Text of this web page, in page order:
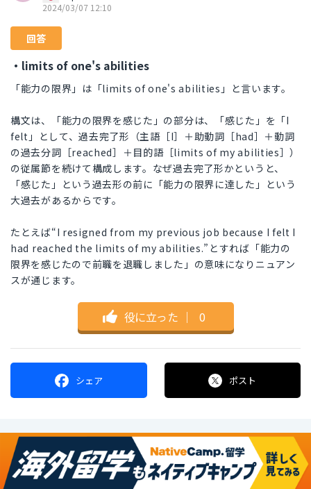
2024/03/07 12:10
回答
・limits of one's abilities
「能力の限界」は「limits of one's abilities」と言います。
構文は、「能力の限界を感じた」の部分は、「感じた」を「I
felt」として、過去完了形（主語［I］＋助動詞［had］＋動詞
の過去分詞［reached］＋目的語［limits of my abilities］）
の従属節を続けて構成します。なぜ過去完了形かというと、
「感じた」という過去形の前に「能力の限界に達した」という
大過去があるからです。
たとえば“I resigned from my previous job because I felt I
had reached the limits of my abilities.”とすれば「能力の
限界を感じたので前職を退職しました」の意味になりニュアン
スが通じます。
役に立った ｜ 0
シェア ポスト